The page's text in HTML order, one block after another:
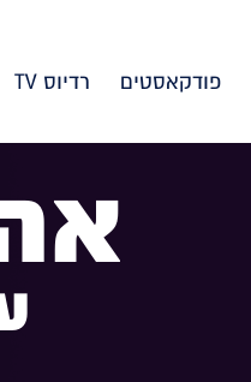
פודקאסטים רדיוס TV